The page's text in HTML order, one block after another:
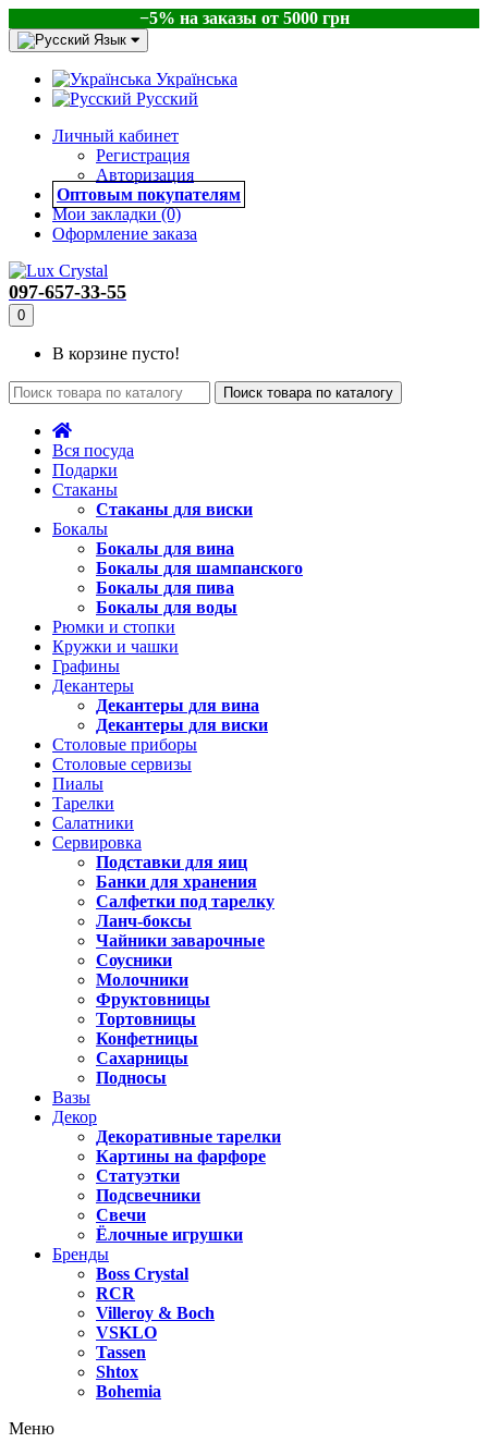
−5% на заказы от 5000 грн
Язык
Українська
Русский
Личный кабинет
Регистрация
Авторизация
Оптовым покупателям
Мои закладки (0)
Оформление заказа
097-657-33-55
0
В корзине пусто!
Поиск товара по каталогу
Вся посуда
Подарки
Стаканы
Стаканы для виски
Бокалы
Бокалы для вина
Бокалы для шампанского
Бокалы для пива
Бокалы для воды
Рюмки и стопки
Кружки и чашки
Графины
Декантеры
Декантеры для вина
Декантеры для виски
Столовые приборы
Столовые сервизы
Пиалы
Тарелки
Салатники
Сервировка
Подставки для яиц
Банки для хранения
Салфетки под тарелку
Ланч-боксы
Чайники заварочные
Соусники
Молочники
Фруктовницы
Тортовницы
Конфетницы
Сахарницы
Подносы
Вазы
Декор
Декоративные тарелки
Картины на фарфоре
Статуэтки
Подсвечники
Свечи
Ёлочные игрушки
Бренды
Boss Crystal
RCR
Villeroy & Boch
VSKLO
Tassen
Shtox
Bohemia
Меню